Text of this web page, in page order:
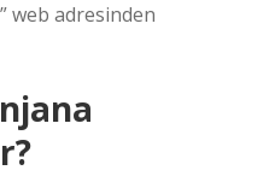
web adresinden